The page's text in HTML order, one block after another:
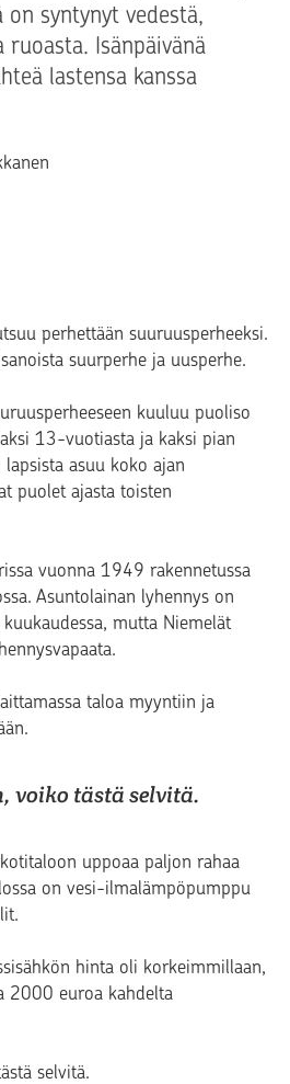
on syntynyt vedestä,
Isänpäivänä
lastensa kanssa
perhettään suuruusperheeksi.
suurperhe ja uusperhe.
kuuluu puoliso
13-vuotiasta ja kaksi pian
asuu koko ajan
puolet ajasta toisten
vuonna 1949 rakennetussa
Asuntolainan lyhennys on
mutta Niemelät
taloa myyntiin ja
voiko tästä selvitä.
uppoaa paljon rahaa
on vesi-ilmalämpöpumppu
hinta oli korkeimmillaan,
2000 euroa kahdelta
selvitä.